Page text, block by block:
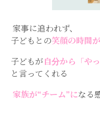
家事に追われず、
子どもとの笑顔の時間
子どもが 自分から「や
と言ってくれる
家族が“チーム”になる